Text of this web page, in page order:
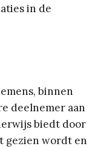
in de
binnen
deelnemer aan
biedt door
gezien wordt en